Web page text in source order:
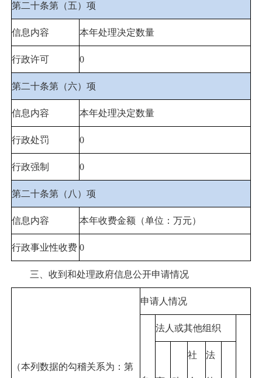
第二十条第（五）项
信息内容 本年处理决定数量
行政许可 0
第二十条第（六）项
信息内容 本年处理决定数量
行政处罚 0
行政强制 0
第二十条第（八）项
信息内容 本年收费金额（单位：万元）
行政事业性收费 0
三、收到和处理政府信息公开申请情况
（本列数据的勾稽关系为：第
申请人情况
法人或其他组织
社 法